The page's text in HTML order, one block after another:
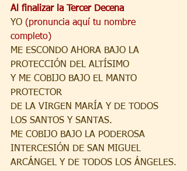
Al finalizar la Tercer Decena
YO (pronuncia aquí tu nombre
completo)
ME ESCONDO AHORA BAJO LA
PROTECCIÓN DEL ALTÍSIMO
Y ME COBIJO BAJO EL MANTO
PROTECTOR
DE LA VIRGEN MARÍA Y DE TODOS
LOS SANTOS Y SANTAS.
ME COBIJO BAJO LA PODEROSA
INTERCESIÓN DE SAN MIGUEL
ARCÁNGEL Y DE TODOS LOS ÁNGELES.